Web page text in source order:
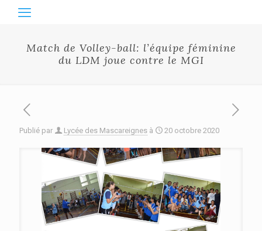
Match de Volley-ball: l’équipe féminine
du LDM joue contre le MGI
Publié par Lycée des Mascareignes à 20 octobre 2020